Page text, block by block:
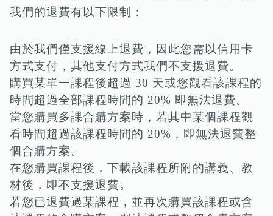
我們的退費有以下限制：
由於我們僅支援線上退費，因此您需以信用卡
方式支付，其他支付方式我們不支援退費。
購買某單一課程後超過 30 天或您觀看該課程的
時間超過全部課程時間的 20% 即無法退費。
當您購買多課合購方案時，若其中某個課程觀
看時間超過該課程時間的 20%，即無法退費整
個合購方案。
在您購買課程後，下載該課程所附的講義、教
材後，即不支援退費。
若您已退費過某課程，並再次購買該課程或含